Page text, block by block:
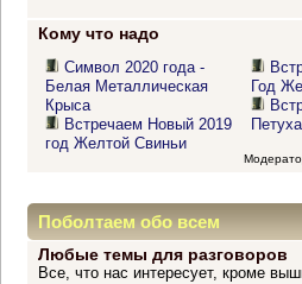
Кому что надо
Символ 2020 года -
Белая Металлическая
Крыса
Встречаем Новый 2019
год Желтой Свиньи
Год
Поболтаем обо всем
Любые темы для разговоров
Все, что нас интересует, кроме